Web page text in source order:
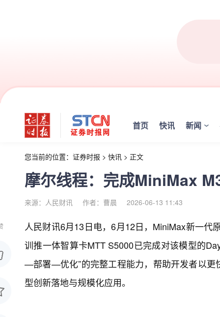
首页 快讯 新闻
您当前的位置： 证券时报 > 快讯 > 正文
摩尔线程：完成MiniMax
来源：人民财讯 作者：曹晨 2026-06-13 11:43
人民财讯6月13日电，6月12日，MiniMax新一代
训推一体智算卡MTT S5000已完成对该模型的
—部署—优化”的完整工程能力，帮助开发者以更
型创新落地与规模化应用。